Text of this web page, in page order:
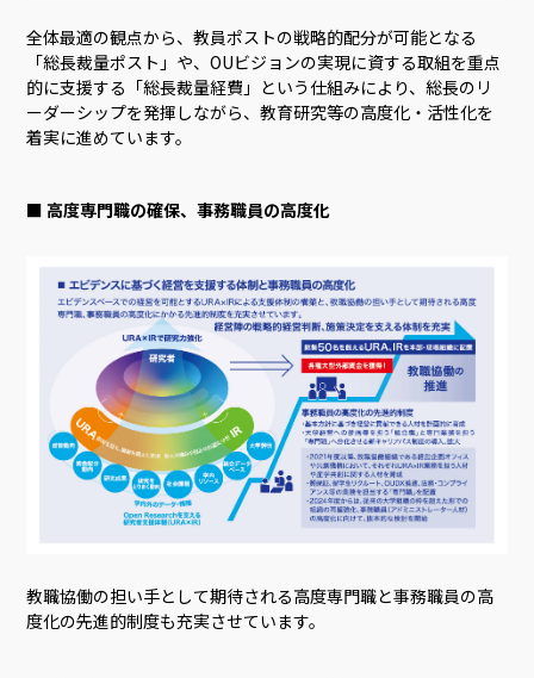
全体最適の観点から、教員ポストの戦略的配分が可能となる
「総長裁量ポスト」や、OUビジョンの実現に資する取組を重点
的に支援する「総長裁量経費」という仕組みにより、総長のリ
ーダーシップを発揮しながら、教育研究等の高度化・活性化を
着実に進めています。
■ 高度専門職の確保、事務職員の高度化
教職協働の担い手として期待される高度専門職と事務職員の高
度化の先進的制度も充実させています。